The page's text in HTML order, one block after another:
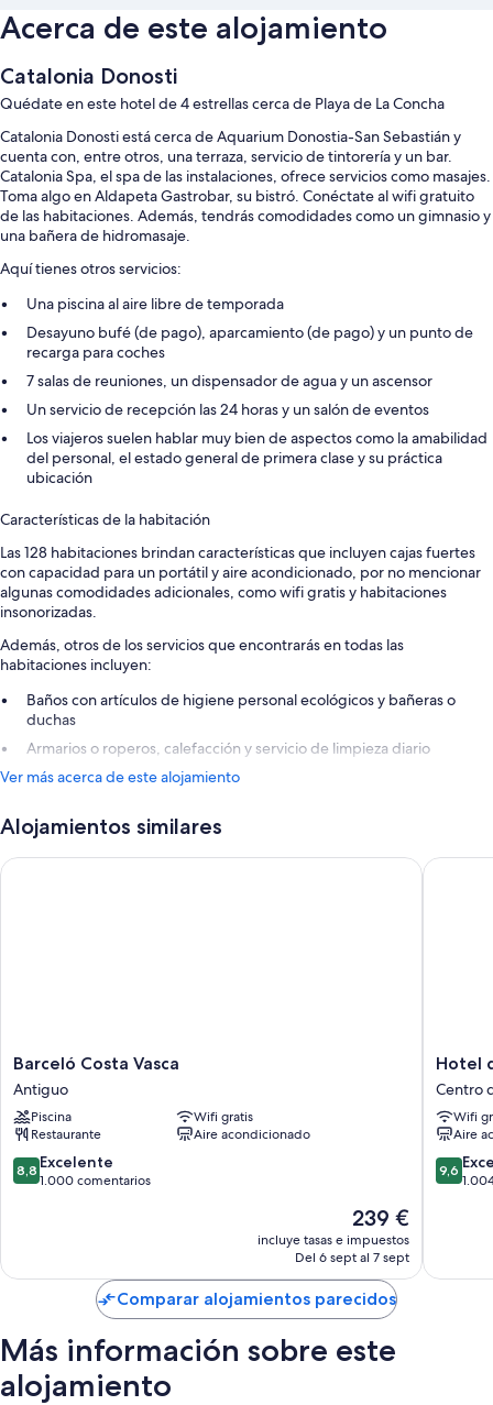
Acerca de este alojamiento
Catalonia Donosti
Quédate en este hotel de 4 estrellas cerca de Playa de La Concha
Catalonia Donosti está cerca de Aquarium Donostia-San Sebastián y
cuenta con, entre otros, una terraza, servicio de tintorería y un bar.
Catalonia Spa, el spa de las instalaciones, ofrece servicios como masajes.
Toma algo en Aldapeta Gastrobar, su bistró. Conéctate al wifi gratuito
de las habitaciones. Además, tendrás comodidades como un gimnasio y
una bañera de hidromasaje.
Aquí tienes otros servicios:
Una piscina al aire libre de temporada
Desayuno bufé (de pago), aparcamiento (de pago) y un punto de
recarga para coches
7 salas de reuniones, un dispensador de agua y un ascensor
Un servicio de recepción las 24 horas y un salón de eventos
Los viajeros suelen hablar muy bien de aspectos como la amabilidad
del personal, el estado general de primera clase y su práctica
ubicación
Características de la habitación
Las 128 habitaciones brindan características que incluyen cajas fuertes
con capacidad para un portátil y aire acondicionado, por no mencionar
algunas comodidades adicionales, como wifi gratis y habitaciones
insonorizadas.
Además, otros de los servicios que encontrarás en todas las
habitaciones incluyen:
Baños con artículos de higiene personal ecológicos y bañeras o
duchas
Armarios o roperos, calefacción y servicio de limpieza diario
Ver más acerca de este alojamiento
Alojamientos similares
Barceló
Costa
Vasca
Antiguo
Barceló Costa Vasca
Antiguo
Piscina
Wifi gratis
Restaurante
Aire acondicionado
8.8
sobre
8,8 Excelente
1.000 comentarios
El
precio
actual
de
239 €
239 €
incluye tasas e impuestos
Del 6 sept al 7 sept
Barceló Costa Vasca
Hotel
de
Londres
y
de
Centro
Hotel
Centro
Wifi
Aire
9.6
sobre
9,6
Hotel
Comparar alojamientos parecidos
Más información sobre este
alojamiento